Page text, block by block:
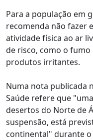
Para a população em
recomenda não fazer
atividade física ao ar
de risco, como o
produtos irritantes.
Numa nota publicada
Saúde refere que
desertos do Norte de
suspensão, está
continental" durante